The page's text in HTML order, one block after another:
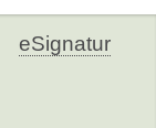
eSignatur